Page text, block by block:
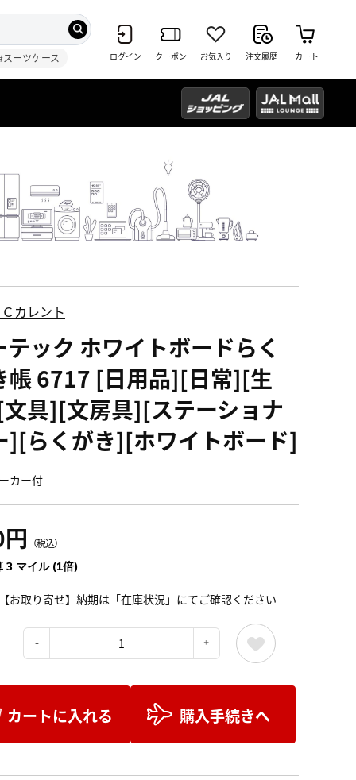
スーツケース ログイン クーポン お気入り 注文履歴 カート
カレント
テック ホワイトボードらく
帳 6717 [日用品][日常][生
具][文房具][ステーショナ
][らくがき][ホワイトボード]
カー付
（税込）
3 マイル (1倍)
お取り寄せ】納期は「在庫状況」にてご確認ください
カートに入れる 購入手続きへ